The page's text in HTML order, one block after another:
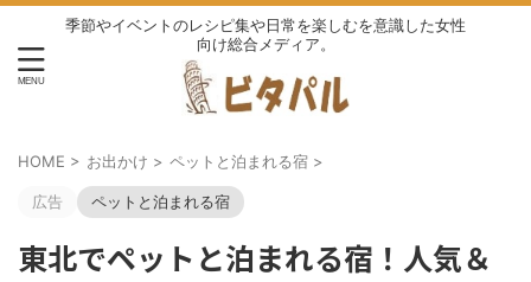
季節やイベントのレシピ集や日常を楽しむを意識した女性
向け総合メディア。
HOME > お出かけ > ペットと泊まれる宿 >
広告 ペットと泊まれる宿
東北でペットと泊まれる宿！人気＆